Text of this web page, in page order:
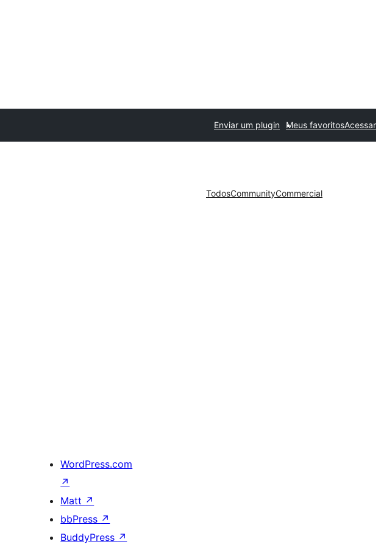
Enviar um plugin Meus favoritosAcessar
TodosCommunityCommercial
WordPress.com
↗
Matt ↗
bbPress ↗
BuddyPress ↗